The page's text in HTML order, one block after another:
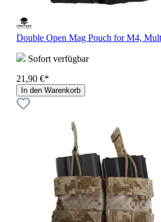
Double Open Mag Pouch for M4,
Sofort verfügbar
21,90 €*
In den Warenkorb